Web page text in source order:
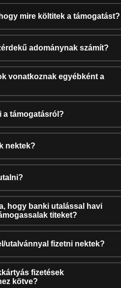
mire költitek a támogatást?
adománynak számít?
vonatkoznak egyébként a
a támogatásról?
nektek?
hogy banki utalással havi
titeket?
utalvánnyal fizetni nektek?
fizetések
kötve?